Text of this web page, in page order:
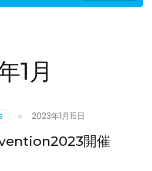
1月
2023年1月15日
開催